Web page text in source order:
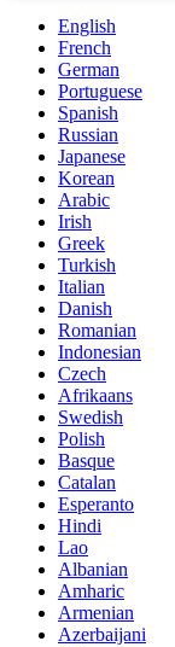
English
French
German
Portuguese
Spanish
Russian
Japanese
Korean
Arabic
Irish
Greek
Turkish
Italian
Danish
Romanian
Indonesian
Czech
Afrikaans
Swedish
Polish
Basque
Catalan
Esperanto
Hindi
Lao
Albanian
Amharic
Armenian
Azerbaijani